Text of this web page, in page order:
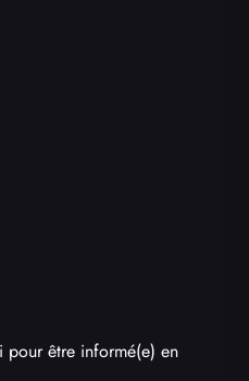
pour être informé(e) en